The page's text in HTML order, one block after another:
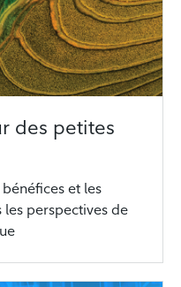
des petites
et les
perspectives de